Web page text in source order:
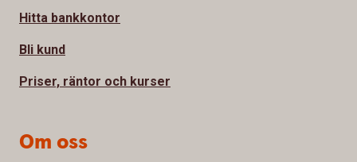
Hitta bankkontor
Bli kund
Priser, räntor och kurser
Om oss